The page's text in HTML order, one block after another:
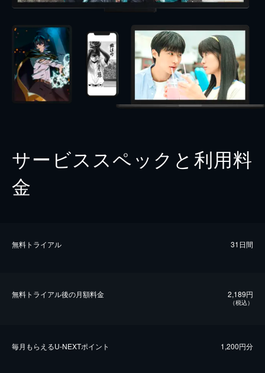
サービススペックと利用料
金
無料トライアル 31日間
無料トライアル後の⽉額料金 2,189円
（税込）
毎⽉もらえるU-NEXTポイント 1,200円分